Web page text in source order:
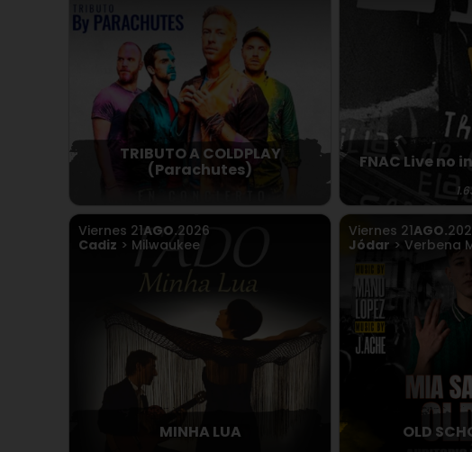
TRIBUTO A COLDPLAY
(Parachutes) FNAC Live no
Viernes 21AGO.2026
Cadiz > Milwaukee
MINHA LUA
Viernes 21AGO.
Jódar > Verbena
OLD